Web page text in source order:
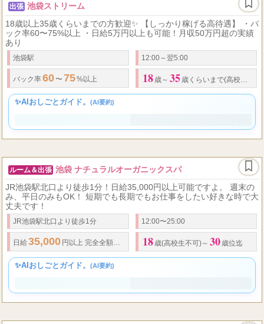
出張 池袋ストリーム
18歳以上35歳くらいまでの方歓迎✨ 【しっかり稼げる高待遇】 ・バ
ック率60〜75%以上 ・日給5万円以上も可能！月収50万円超の実績
あり
池袋駅 12:00～翌5:00
バック率60 〜 75%以上 18 歳～ 35 歳くらいまで(高校生不可)
✨AIおしごとガイド。 (AI要約)
ルーム＆出張 池袋 ナチュラルオーガニックスパ
JR池袋駅北口より徒歩1分！日給35,000円以上可能ですよ。 週末の
み、平日のみもOK！ 短期でも長期でもお仕事をしたい好きな時で大
丈夫です！
JR池袋駅北口より徒歩1分 12:00〜25:00
日給 35,000 円以上 完全全額日払い制！ ※出勤状況により金額は変わる場合もご 18 歳(高校生不可)～ 30 歳位迄
✨AIおしごとガイド。 (AI要約)